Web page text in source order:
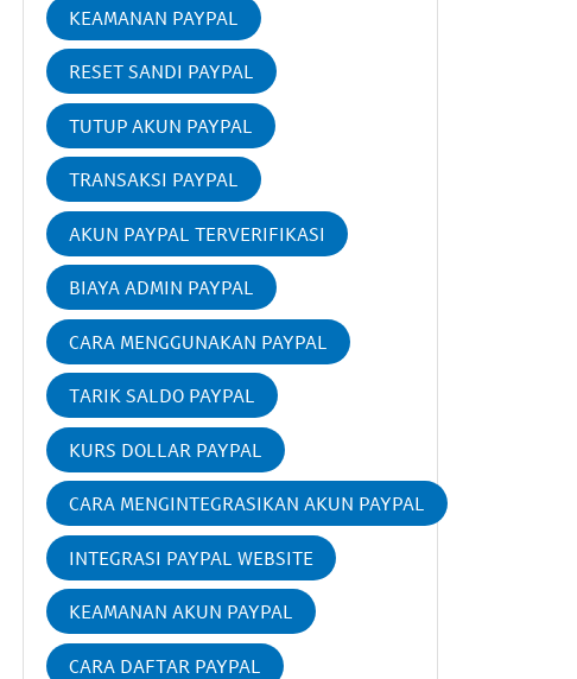
KEAMANAN PAYPAL
RESET SANDI PAYPAL
TUTUP AKUN PAYPAL
TRANSAKSI PAYPAL
AKUN PAYPAL TERVERIFIKASI
BIAYA ADMIN PAYPAL
CARA MENGGUNAKAN PAYPAL
TARIK SALDO PAYPAL
KURS DOLLAR PAYPAL
CARA MENGINTEGRASIKAN AKUN PAYPAL
INTEGRASI PAYPAL WEBSITE
KEAMANAN AKUN PAYPAL
CARA DAFTAR PAYPAL